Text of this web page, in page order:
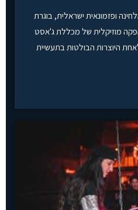
ופזמונאית ישראלית, בוגרת
מוזיקלית של מכללת ג'אסט
היוצרות הבולטות בתעשיית